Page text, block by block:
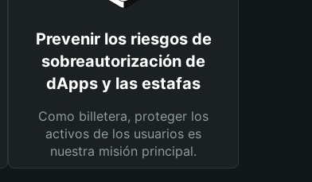
Prevenir los riesgos de
sobreautorización de
dApps y las estafas
Como billetera, proteger los
activos de los usuarios es
nuestra misión principal.